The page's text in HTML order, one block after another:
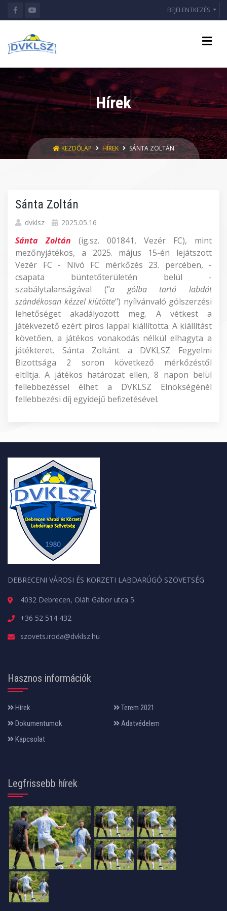
BEJELENTKEZÉS
Hírek
KEZDŐLAP HÍREK SÁNTA ZOLTÁN
Sánta Zoltán
dvklsz 2025.05.16
Sánta Zoltán (ig.sz. 001841, Vezér FC), mint
mezőnyjátékos, a 2025. május 15-én lejátszott
Vezér FC - Nívó FC mérkőzés 23. percében, -
csapata büntetőterületén belül -
szabálytalanságával ("a gólba tartó labdát
szándékosan kézzel kiütötte") nyílvánvaló gólszerzési
lehetőséget akadályozott meg. A vétkest a
játékvezető ezért piros lappal kiállította. A kiállítást
követően, a játékos vonakodás nélkül elhagyta a
játékteret. Sánta Zoltánt a DVKLSZ Fegyelmi
Bizottsága 2 soron következő mérkőzéstől
eltíltja. A játékos határozat ellen, 8 napon belül
fellebbezéssel élhet a DVKLSZ Elnökségénél
fellebbezési díj egyidejű befizetésével.
DEBRECENI VÁROSI ÉS KÖRZETI LABDARÚGÓ SZÖVETSÉG
4032 Debrecen, Oláh Gábor utca 5.
+36 52 514 432
szovets.iroda@dvklsz.hu
Hasznos információk
Hírek
Terem 2021
Dokumentumok
Adatvédelem
Kapcsolat
Legfrissebb hírek